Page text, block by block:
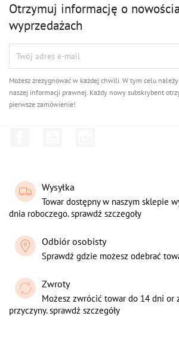
Otrzymuj informację o
wyprzedażach
Możesz zrezygnować w każdej chwili. W tym celu
naszej informacji prawnej. Każdy nowy subskrybent
pierwsze zamówienie!
Wysyłka
Towar dostępny w naszym sklepie
dnia roboczego. sprawdź szczegoły
Odbiór osobisty
Sprawdź gdzie możesz odebrać
Zwroty
Możesz zwrócić towar do 14 dni or
przyczyny. sprawdź szczegóły